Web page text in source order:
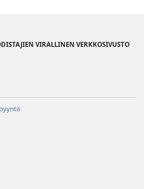
VIRALLINEN VERKKOSIVUSTO